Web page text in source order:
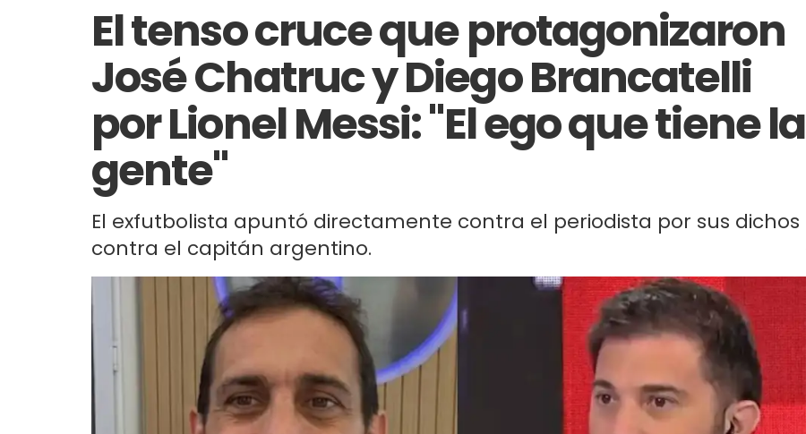
El tenso cruce que protagonizaron
José Chatruc y Diego Brancatelli
por Lionel Messi: "El ego que tiene la
gente"
El exfutbolista apuntó directamente contra el periodista por sus dichos
contra el capitán argentino.